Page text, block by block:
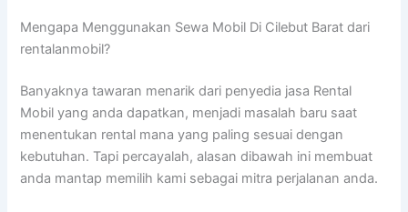
Mengapa Menggunakan Sewa Mobil Di Cilebut Barat dari
rentalanmobil?
Banyaknya tawaran menarik dari penyedia jasa Rental
Mobil yang anda dapatkan, menjadi masalah baru saat
menentukan rental mana yang paling sesuai dengan
kebutuhan. Tapi percayalah, alasan dibawah ini membuat
anda mantap memilih kami sebagai mitra perjalanan anda.